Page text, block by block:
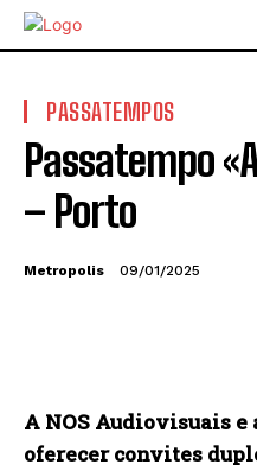
PASSATEMPOS
Passatempo
– Porto
Metropolis 09/01/2025
A NOS Audiovisuais
oferecer convites